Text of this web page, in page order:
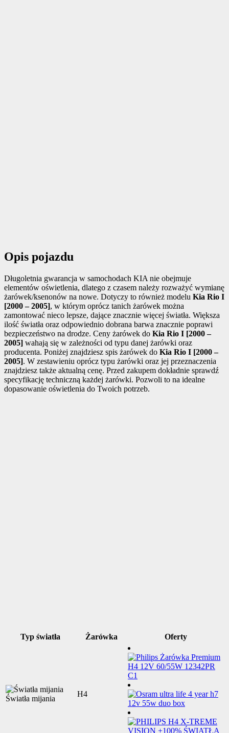
Opis pojazdu
Długoletnia gwarancja w samochodach KIA nie obejmuje
elementów oświetlenia, dlatego z czasem należy rozważyć wymianę
żarówek/ksenonów na nowe. Dotyczy to również modelu Kia Rio I
[2000 – 2005], w którym oprócz tanich żarówek można
zamontować nieco lepsze, dające znacznie więcej światła. Większa
ilość światła oraz odpowiednio dobrana barwa znacznie poprawi
bezpieczeństwo na drodze. Ceny żarówek do Kia Rio I [2000 –
2005] wahają się w zależności od typu danej żarówki oraz
producenta. Poniżej znajdziesz spis żarówek do Kia Rio I [2000 –
2005]. W zestawieniu oprócz typu żarówki oraz jej przeznaczenia
znajdziesz także aktualną cenę. Przed zakupem dokładnie sprawdź
specyfikację techniczną każdej żarówki. Pozwoli to na idealne
dopasowanie oświetlenia do Twoich potrzeb.
Typ światła Żarówka Oferty
Światła mijania
H4